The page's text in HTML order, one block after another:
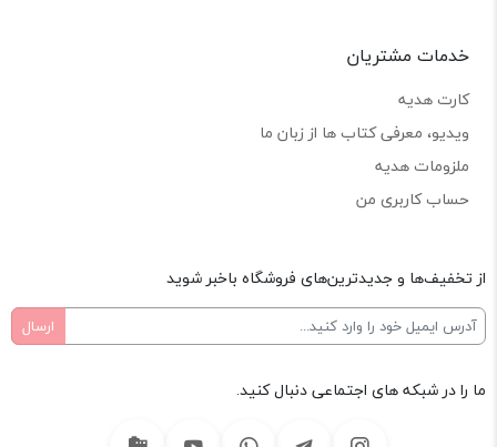
خدمات مشتریان
کارت هدیه
ویدیو، معرفی کتاب ها از زبان ما
ملزومات هدیه
حساب کاربری من
از تخفیف‌ها و جدیدترین‌های فروشگاه باخبر شوید
ما را در شبکه های اجتماعی دنبال کنید.